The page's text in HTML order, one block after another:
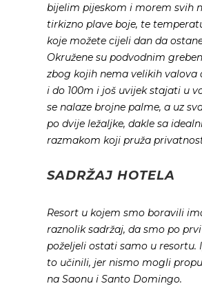
bijelim pijeskom i morem svih
tirkizno plave boje, te
koje možete cijeli dan da
Okružene su podvodnim
zbog kojih nema velikih valova
i do 100m i još uvijek stajati u
se nalaze brojne palme, a uz
po dvije ležaljke, dakle sa
razmakom koji pruža
SADRŽAJ HOTELA
Resort u kojem smo boravili
raznolik sadržaj, da smo po
poželjeli ostati samo u resortu.
to učinili, jer nismo mogli
na Saonu i Santo Domingo.